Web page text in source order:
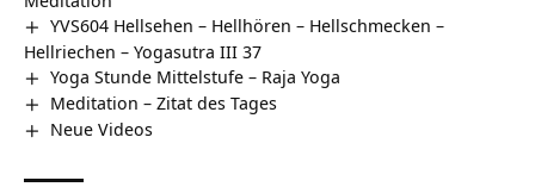
YVS604 Hellsehen – Hellhören – Hellschmecken –
Hellriechen – Yogasutra III 37
Yoga Stunde Mittelstufe – Raja Yoga
Meditation – Zitat des Tages
Neue Videos